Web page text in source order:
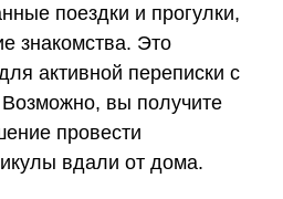
поездки и прогулки,
знакомства. Это
активной переписки с
вы получите
провести
вдали от дома.